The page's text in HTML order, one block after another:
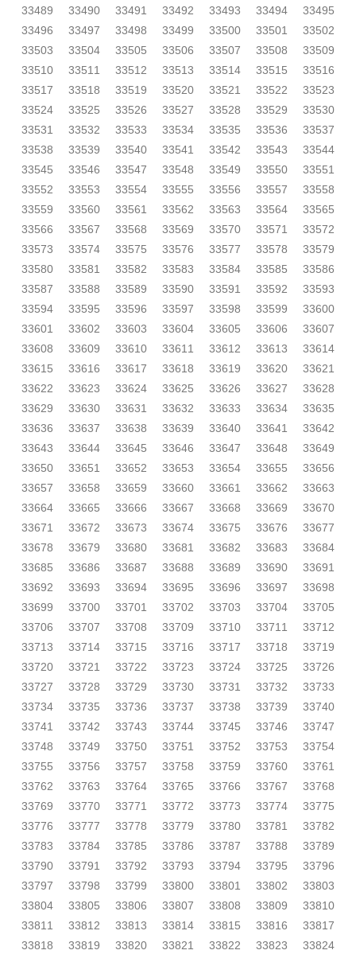
33489 33490 33491 33492 33493 33494
33495
33496
33497 33498 33499 33500 33501
33502
33503
33504 33505 33506 33507 33508
33509
33510
33511 33512 33513 33514 33515
33516
33517
33518 33519 33520 33521 33522
33523
33524
33525 33526 33527 33528 33529
33530
33531
33532 33533 33534 33535 33536
33537
33538
33539 33540 33541 33542 33543
33544
33545
33546 33547 33548 33549 33550
33551
33552
33553 33554 33555 33556 33557
33558
33559
33560 33561 33562 33563 33564
33565
33566
33567 33568 33569 33570 33571
33572
33573
33574 33575 33576 33577 33578
33579
33580
33581 33582 33583 33584 33585
33586
33587
33588 33589 33590 33591 33592
33593
33594
33595 33596 33597 33598 33599
33600
33601
33602 33603 33604 33605 33606
33607
33608
33609 33610 33611 33612 33613
33614
33615
33616 33617 33618 33619 33620
33621
33622
33623 33624 33625 33626 33627
33628
33629
33630 33631 33632 33633 33634
33635
33636
33637 33638 33639 33640 33641
33642
33643
33644 33645 33646 33647 33648
33649
33650
33651 33652 33653 33654 33655
33656
33657
33658 33659 33660 33661 33662
33663
33664
33665 33666 33667 33668 33669
33670
33671
33672 33673 33674 33675 33676
33677
33678
33679 33680 33681 33682 33683
33684
33685
33686 33687 33688 33689 33690
33691
33692
33693 33694 33695 33696 33697
33698
33699
33700 33701 33702 33703 33704
33705
33706
33707 33708 33709 33710 33711
33712
33713
33714 33715 33716 33717 33718
33719
33720
33721 33722 33723 33724 33725
33726
33727
33728 33729 33730 33731 33732
33733
33734
33735 33736 33737 33738 33739
33740
33741
33742 33743 33744 33745 33746
33747
33748
33749 33750 33751 33752 33753
33754
33755
33756 33757 33758 33759 33760
33761
33762
33763 33764 33765 33766 33767
33768
33769
33770 33771 33772 33773 33774
33775
33776
33777 33778 33779 33780 33781
33782
33783
33784 33785 33786 33787 33788
33789
33790
33791 33792 33793 33794 33795
33796
33797
33798 33799 33800 33801 33802
33803
33804
33805 33806 33807 33808 33809
33810
33811
33812 33813 33814 33815 33816
33817
33818
33819 33820 33821 33822 33823
33824